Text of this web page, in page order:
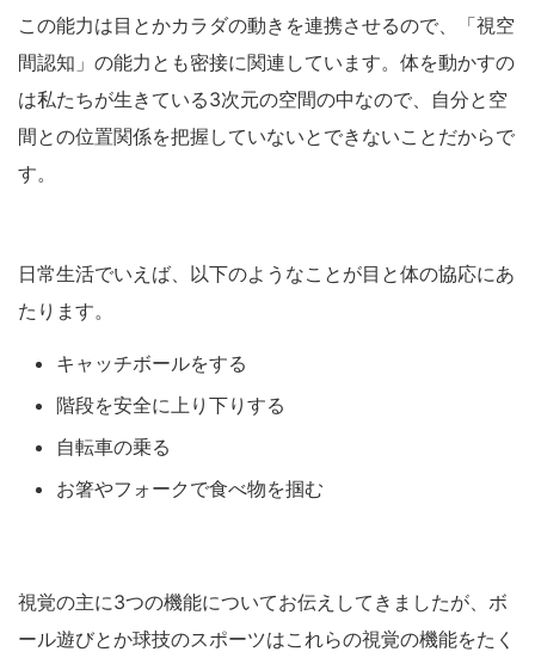
この能力は目とかカラダの動きを連携させるので、「視空
間認知」の能力とも密接に関連しています。体を動かすの
は私たちが生きている3次元の空間の中なので、自分と空
間との位置関係を把握していないとできないことだからで
す。
日常生活でいえば、以下のようなことが目と体の協応にあ
たります。
キャッチボールをする
階段を安全に上り下りする
自転車の乗る
お箸やフォークで食べ物を掴む
視覚の主に3つの機能についてお伝えしてきましたが、ボ
ール遊びとか球技のスポーツはこれらの視覚の機能をたく